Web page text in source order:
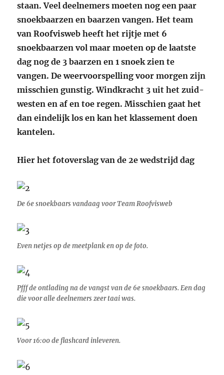
staan. Veel deelnemers moeten nog een paar
snoekbaarzen en baarzen vangen. Het team
van Roofvisweb heeft het rijtje met 6
snoekbaarzen vol maar moeten op de laatste
dag nog de 3 baarzen en 1 snoek zien te
vangen. De weervoorspelling voor morgen zijn
misschien gunstig. Windkracht 3 uit het zuid-
westen en af en toe regen. Misschien gaat het
dan eindelijk los en kan het klassement doen
kantelen.
Hier het fotoverslag van de 2e wedstrijd dag
De 6e snoekbaars vandaag voor Team Roofvisweb
Even netjes op de meetplank en op de foto.
Pfff de ontlading na de vangst van de 6e snoekbaars. Een dag
die voor alle deelnemers zeer taai was.
Voor 16:00 de flashcard inleveren.